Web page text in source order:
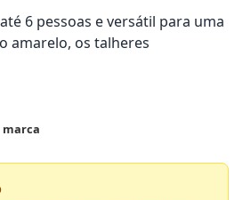
6 pessoas e versátil para uma
amarelo, os talheres
marca